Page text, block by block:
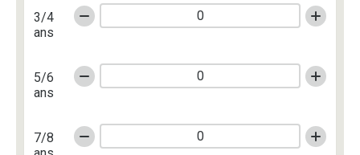
3/4
ans
5/6
ans
7/8